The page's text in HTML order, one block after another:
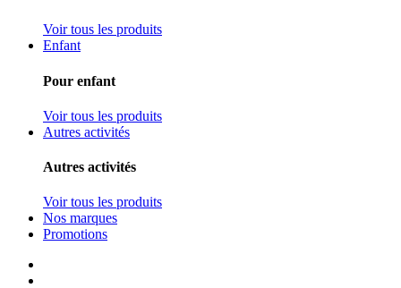
Voir tous les produits
Enfant
Pour enfant
Voir tous les produits
Autres activités
Autres activités
Voir tous les produits
Nos marques
Promotions